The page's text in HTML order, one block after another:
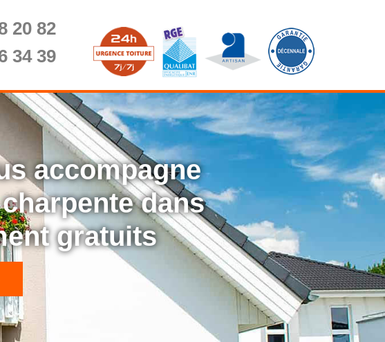
20 82
34 39
accompagne
dans
gratuits